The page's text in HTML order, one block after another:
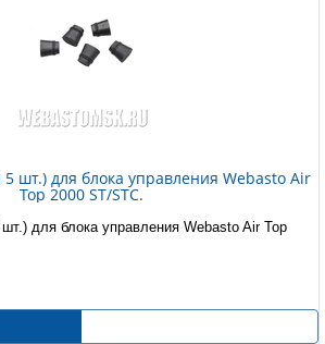
5 шт.) для блока управления Webasto Air
Top 2000 ST/STC.
для блока управления Webasto Air Top